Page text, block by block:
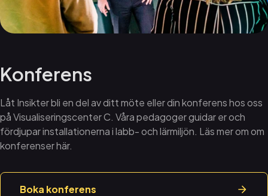
Norrköpings historia – Res genom stadens industriella och
kulturella utveckling
berättar.
upplev hur livet såg ut i en av Norrköpings mest kända
byggnader för över hundra år sedan.
Utställningen förändras regelbundet och fylls på med nya
projekt varje år.
Konferens
Låt Insikter bli en del av ditt möte eller din konferens hos oss
på Visualiseringscenter C. Våra pedagoger guidar er och
fördjupar installationerna i labb- och lärmiljön. Läs mer om om
konferenser här.
Boka konferens